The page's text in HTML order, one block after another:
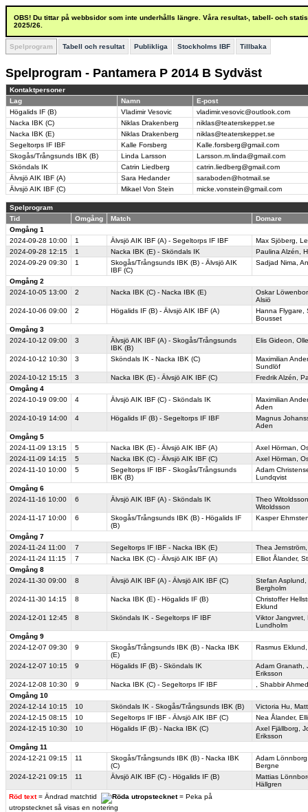
OBS! Du tittar på webbsidor som inte underhålls längre. Våra resultat-, tabell- och
2025/26.
Spelprogram Tabell och resultat Publikliga Stockholms IBF Tillbaka
Spelprogram - Pantamera P 2014 B Sydväst
Kontaktpersoner
Lag
Namn
E-post
Högalids IF (B)
Vladimir Vesovic
vladimir.vesovic@outlook.com
Nacka IBK (C)
Niklas Drakenberg
niklas@teaterskeppet.se
Nacka IBK (E)
Niklas Drakenberg
niklas@teaterskeppet.se
Segeltorps IF IBF
Kalle Forsberg
Kalle.forsberg@gmail.com
Skogås/Trångsunds IBK (B)
Linda Larsson
Larsson.m.linda@gmail.com
Sköndals IK
Catrin Liedberg
catrin.liedberg@gmail.com
Älvsjö AIK IBF (A)
Sara Hedander
saraboden@hotmail.se
Älvsjö AIK IBF (C)
Mikael Von Stein micke.vonstein@gmail.com
Spelprogram
Tid
Omgång Match Domare
Röd text = Ändrad matchtid
= Peka på
utropstecknet så visas en notering
Omgång 1
2024-09-28 10:00 1 Älvsjö AIK IBF (A) - Segeltorps IF IBF Max Sjöberg
2024-09-28 12:15 1 Nacka IBK (E) - Sköndals IK Paulina Alzén
2024-09-29 09:30 1
Skogås/Trångsunds IBK (B) - Älvsjö AIK
IBF (C)
Sadjad Nima
Omgång 2
2024-10-05 13:00 2 Nacka IBK (C) - Nacka IBK (E)
Oskar
Alsiö
2024-10-06 09:00 2 Högalids IF (B) - Älvsjö AIK IBF (A) Hanna Flygare
Bousset
Omgång 3
2024-10-12 09:00 3
Älvsjö AIK IBF (A) - Skogås/Trångsunds
IBK (B)
Elis Gideon
2024-10-12 10:30 3 Sköndals IK - Nacka IBK (C)
Maximilian
Sundlöf
2024-10-12 15:15 3 Nacka IBK (E) - Älvsjö AIK IBF (C) Fredrik Alzén
Omgång 4
2024-10-19 09:00 4 Älvsjö AIK IBF (C) - Sköndals IK
Maximilian
Aden
2024-10-19 14:00 4 Högalids IF (B) - Segeltorps IF IBF
Magnus
Aden
Omgång 5
2024-11-09 13:15 5 Nacka IBK (E) - Älvsjö AIK IBF (A) Axel Hörman
2024-11-09 14:15 5 Nacka IBK (C) - Älvsjö AIK IBF (C) Axel Hörman
2024-11-10 10:00 5
Segeltorps IF IBF - Skogås/Trångsunds
IBK (B)
Adam
Lundqvist
Omgång 6
2024-11-16 10:00 6 Älvsjö AIK IBF (A) - Sköndals IK
Theo Witoldsson
Witoldsson
2024-11-17 10:00 6
Skogås/Trångsunds IBK (B) - Högalids IF
(B)
Kasper
Omgång 7
2024-11-24 11:00 7 Segeltorps IF IBF - Nacka IBK (E) Thea Jernström
2024-11-24 11:15 7 Nacka IBK (C) - Älvsjö AIK IBF (A) Elliot Ålander,
Omgång 8
2024-11-30 09:00 8 Älvsjö AIK IBF (A) - Älvsjö AIK IBF (C) Stefan Asplund
Bergholm
2024-11-30 14:15 8 Nacka IBK (E) - Högalids IF (B)
Christoffer
Eklund
2024-12-01 12:45 8 Sköndals IK - Segeltorps IF IBF Viktor Jangvret
Lundholm
Omgång 9
2024-12-07 09:30 9
Skogås/Trångsunds IBK (B) - Nacka IBK
(E)
Rasmus Eklund
2024-12-07 10:15 9 Högalids IF (B) - Sköndals IK Adam Granath
Eriksson
2024-12-08 10:30 9 Nacka IBK (C) - Segeltorps IF IBF
Shabbir Ahmed
Omgång 10
2024-12-14 10:15 10 Sköndals IK - Skogås/Trångsunds IBK (B) Victoria Hu
2024-12-15 08:15 10 Segeltorps IF IBF - Älvsjö AIK IBF (C) Nea Ålander,
2024-12-15 10:30 10 Högalids IF (B) - Nacka IBK (C) Axel Fjällborg
Eriksson
Omgång 11
2024-12-21 09:15 11
Skogås/Trångsunds IBK (B) - Nacka IBK
(C)
Adam Lönnborg
Bergne
2024-12-21 09:15 11 Älvsjö AIK IBF (C) - Högalids IF (B)
Mattias
Hällgren